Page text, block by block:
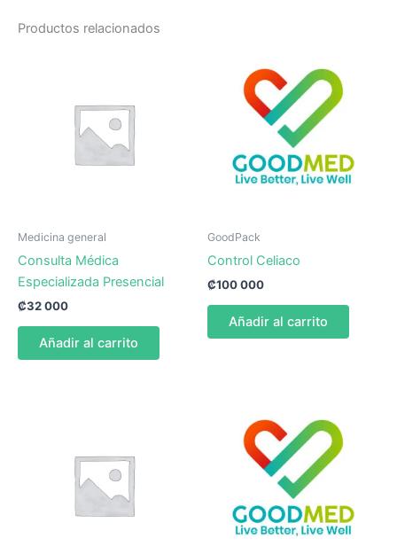
Productos relacionados
Medicina general
Consulta Médica
Especializada Presencial
₡32 000
Añadir al carrito
GoodPack
Control Celiaco
₡100 000
Añadir al carrito